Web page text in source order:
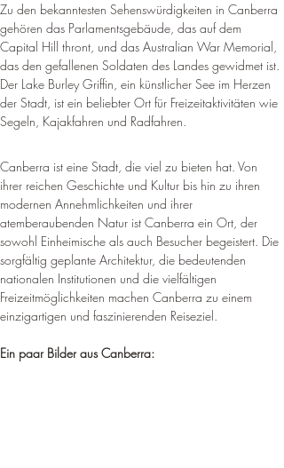
Zu den bekanntesten Sehenswürdigkeiten in Canberra
gehören das Parlamentsgebäude, das auf dem
Capital Hill thront, und das Australian War Memorial,
das den gefallenen Soldaten des Landes gewidmet ist.
Der Lake Burley Griffin, ein künstlicher See im Herzen
der Stadt, ist ein beliebter Ort für Freizeitaktivitäten wie
Segeln, Kajakfahren und Radfahren.
Canberra ist eine Stadt, die viel zu bieten hat. Von
ihrer reichen Geschichte und Kultur bis hin zu ihren
modernen Annehmlichkeiten und ihrer
atemberaubenden Natur ist Canberra ein Ort, der
sowohl Einheimische als auch Besucher begeistert. Die
sorgfältig geplante Architektur, die bedeutenden
nationalen Institutionen und die vielfältigen
Freizeitmöglichkeiten machen Canberra zu einem
einzigartigen und faszinierenden Reiseziel.
Ein paar Bilder aus Canberra: